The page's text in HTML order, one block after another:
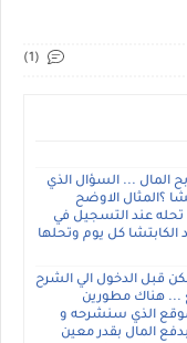
(1)
المال ... السؤال الذي
؟المثال الاوضح
تحله عند التسجيل في
الكابتشا كل يوم وتحلها
قبل الدخول الي الشرح
... هناك مطورين
الذي سنشرحه و
المال بقدر معين